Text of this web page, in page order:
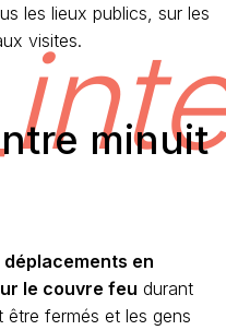
les lieux publics, sur les
visites.
minuit
en
le couvre feu durant
être fermés et les gens